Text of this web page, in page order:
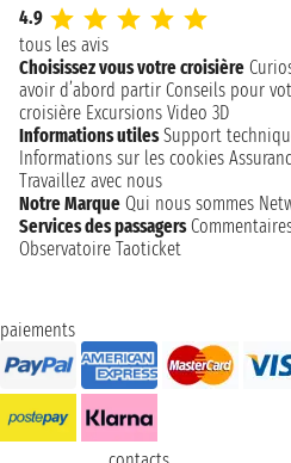
4.9
tous les avis
Choisissez vous votre croisière
avoir d’abord partir Conseils pour
croisière Excursions Video 3D
Informations utiles Support
Informations sur les cookies
Travaillez avec nous
Notre Marque Qui nous sommes
Services des passagers
Observatoire Taoticket
paiements